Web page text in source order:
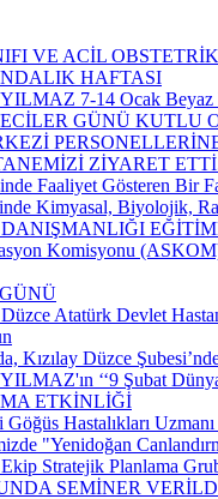
VE ACİL
HAFTASI
7-14 Ocak Beyaz
GÜNÜ KUTLU
ZİYARET
Faaliyet Gösteren Bir
Kimyasal, Biyolojik,
Komisyonu
Atatürk Devlet
Kızılay Düzce
‘‘9 Şubat
ETKİNLİĞİ
Hastalıkları
"Yenidoğan
Stratejik Planlama
SEMİNER